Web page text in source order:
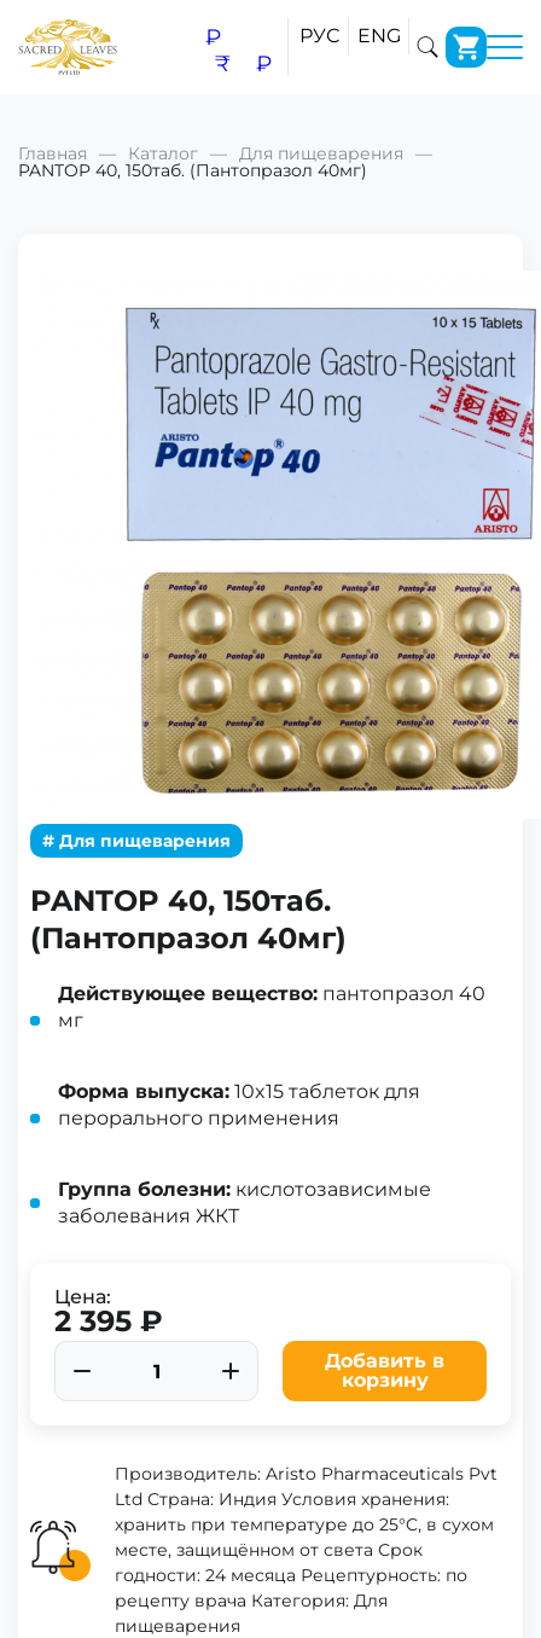
₽
₹
₽
РУС ENG
Главная Каталог Для пищеварения
PANTOP 40, 150таб. (Пантопразол 40мг)
# Для пищеварения
PANTOP 40, 150таб.
(Пантопразол 40мг)
Действующее вещество: пантопразол 40
мг
Форма выпуска: 10x15 таблетoк для
перорального применения
Группа болезни: кислотозависимые
заболевания ЖКТ
Цена:
2 395 ₽
Добавить в
корзину
Производитель: Aristo Pharmaceuticals Pvt
Ltd Страна: Индия Условия хранения:
хранить при температуре до 25°C, в сухом
месте, защищённом от света Срок
годности: 24 месяца Рецептурность: по
рецепту врача Категория: Для
пищеварения